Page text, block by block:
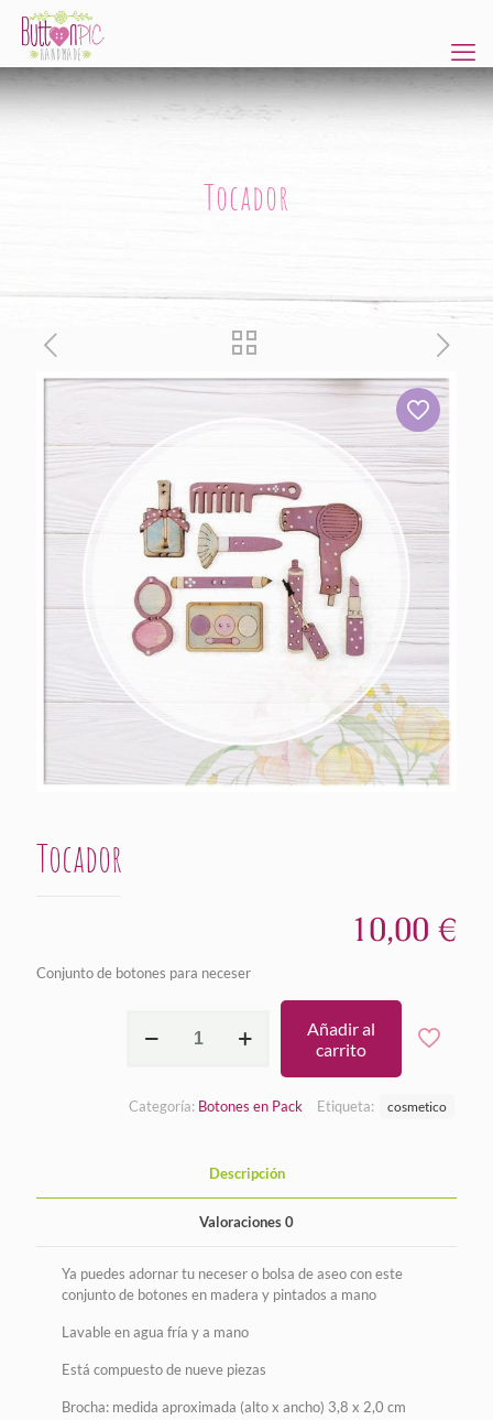
Tocador
Tocador
10,00 €
Conjunto de botones para neceser
cantidad
Añadir al
carrito
Categoría: Botones en Pack Etiqueta: cosmetico
Descripción
Valoraciones0
Ya puedes adornar tu neceser o bolsa de aseo con este
conjunto de botones en madera y pintados a mano
Lavable en agua fría y a mano
Está compuesto de nueve piezas
Brocha: medida aproximada (alto x ancho) 3,8 x 2,0 cm